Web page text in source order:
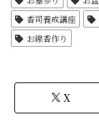
香司養成講座
お線香作り
X